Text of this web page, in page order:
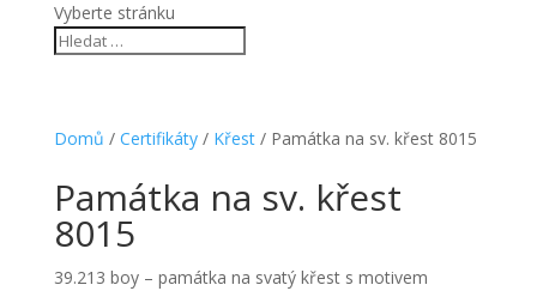
Vyberte stránku
Domů / Certifikáty/ Křest/ Památka na sv. křest 8015
Památka na sv. křest
8015
39.213 boy – památka na svatý křest s motivem